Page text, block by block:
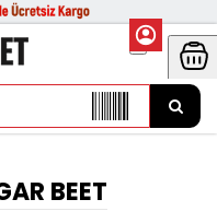
BEET